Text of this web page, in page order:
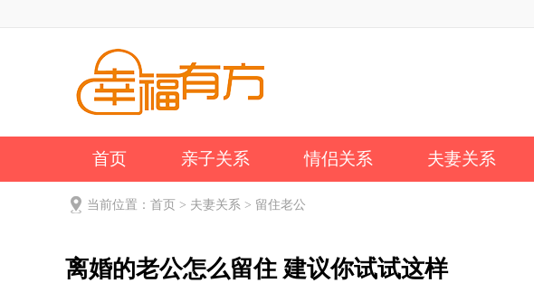
首页 亲子关系 情侣关系 夫妻关系
公司新闻 关于我们
当前位置： 首页 > 夫妻关系 > 留住老公
离婚的老公怎么留住 建议你试试这样